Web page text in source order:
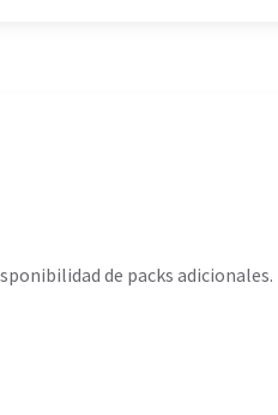
de packs adicionales.